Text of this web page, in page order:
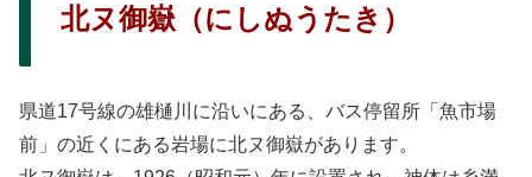
北ヌ御嶽（にしぬうたき）
県道17号線の雄樋川に沿いにある、バス停留所「魚市場
前」の近くにある岩場に北ヌ御嶽があります。